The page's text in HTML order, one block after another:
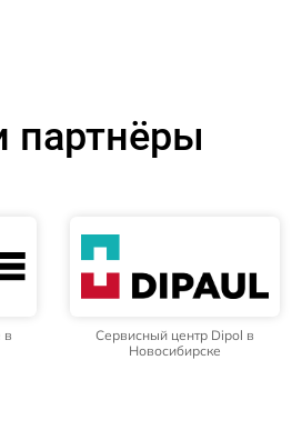
партнёры
в
Сервисный центр Dipol в
Новосибирске